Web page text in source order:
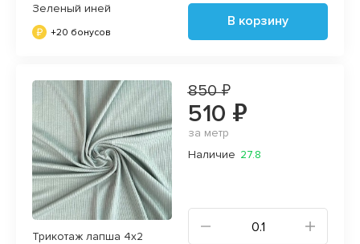
Зеленый иней
+20 бонусов
В корзину
Трикотаж лапша 4х2
850 ₽
510 ₽
за метр
Наличие 27.8